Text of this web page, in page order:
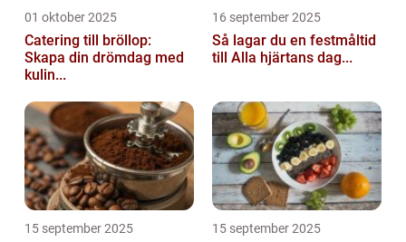
01 oktober 2025
Catering till bröllop:
Skapa din drömdag med
kulin...
16 september 2025
Så lagar du en festmåltid
till Alla hjärtans dag...
15 september 2025 15 september 2025